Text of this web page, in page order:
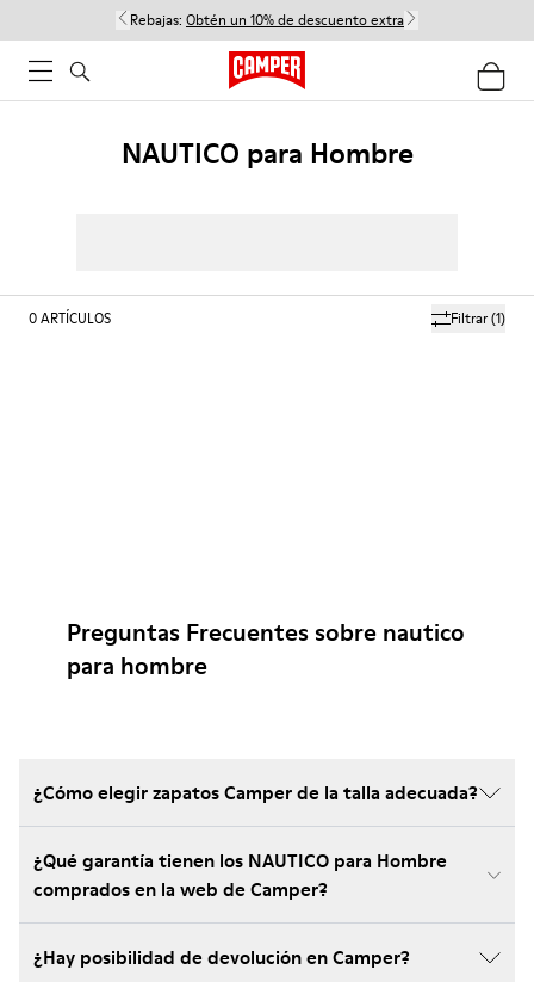
Rebajas: Obtén un 10% de descuento extra
NAUTICO para Hombre
Filtrar(1)
0ARTÍCULOS
Preguntas Frecuentes sobre nautico
para hombre
¿Cómo elegir zapatos Camper de la talla adecuada?
¿Qué garantía tienen los NAUTICO para Hombre
comprados en la web de Camper?
¿Hay posibilidad de devolución en Camper?